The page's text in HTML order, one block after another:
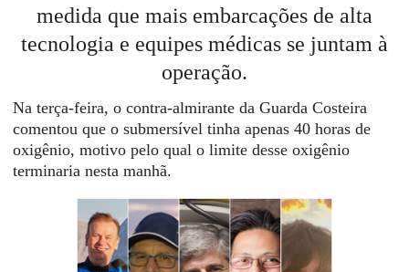
medida que mais embarcações de alta
tecnologia e equipes médicas se juntam à
operação.
Na terça-feira, o contra-almirante da Guarda Costeira
comentou que o submersível tinha apenas 40 horas de
oxigênio, motivo pelo qual o limite desse oxigênio
terminaria nesta manhã.